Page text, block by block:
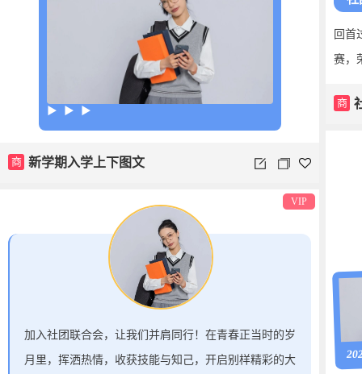
回首
赛，
商
▶ ▶ ▶
商 新学期入学上下图文
加入社团联合会，让我们并肩同行！在青春正当时的岁
月里，挥洒热情，收获技能与知己，开启别样精彩的大
VIP